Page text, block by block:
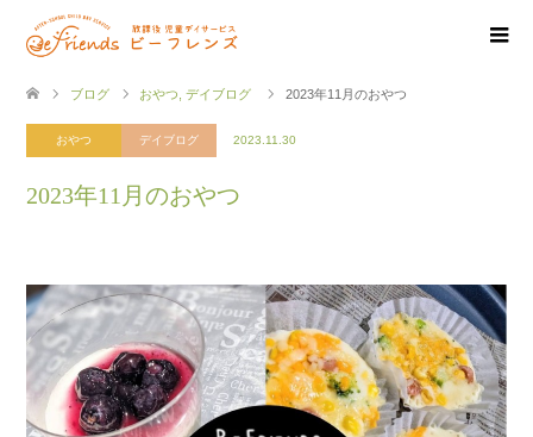
ブログ おやつ デイブログ 2023年11月のおやつ
おやつ デイブログ 2023.11.30
2023年11月のおやつ